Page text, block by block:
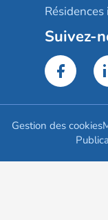
Suivez-
Gestion des cookies